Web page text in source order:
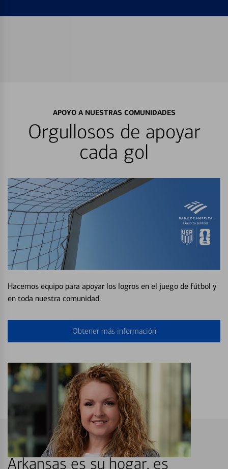
APOYO A NUESTRAS COMUNIDADES
Orgullosos de apoyar
cada gol
Hacemos equipo para apoyar los logros en el juego de fútbol y
en toda nuestra comunidad.
Obtener más información
Arkansas es su hogar, es